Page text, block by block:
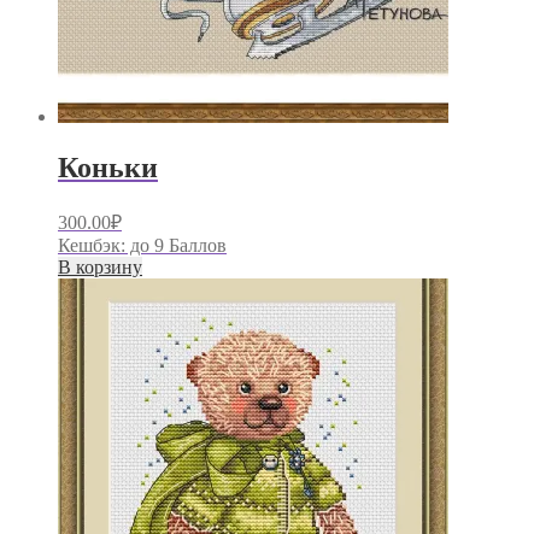
Коньки
300.00₽
Кешбэк: до 9 Баллов
В корзину